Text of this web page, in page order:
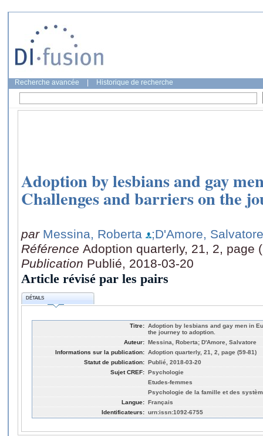
Recherche avancée Historique de recherche
Adoption by lesbians and gay
Challenges and barriers on the
par Messina, Roberta
;D'Amore, Salvatore
Référence Adoption quarterly, 21, 2, page
Publication Publié, 2018-03-20
Article révisé par les pairs
DÉTAILS
Titre: Adoption by lesbians and gay men in
the journey to adoption.
Auteur: Messina, Roberta; D'Amore, Salvatore
Informations sur la publication: Adoption quarterly, 21, 2, page (59-81)
Statut de publication: Publié, 2018-03-20
Sujet CREF: Psychologie
Etudes-femmes
Psychologie de la famille et des
Langue: Français
Identificateurs: urn:issn:1092-6755